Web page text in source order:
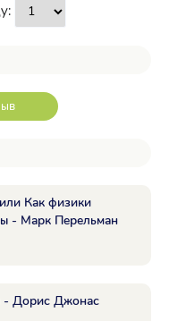
Как физики
- Марк Перельман
- Дорис Джонас